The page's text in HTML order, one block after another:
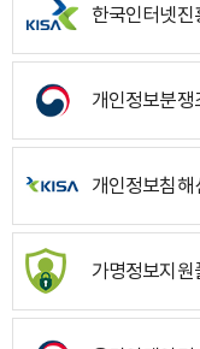
한국인터넷진
개인정보분쟁
개인정보침해
가명정보지원